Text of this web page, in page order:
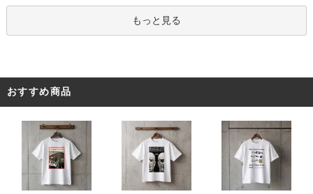
もっと見る
おすすめ商品